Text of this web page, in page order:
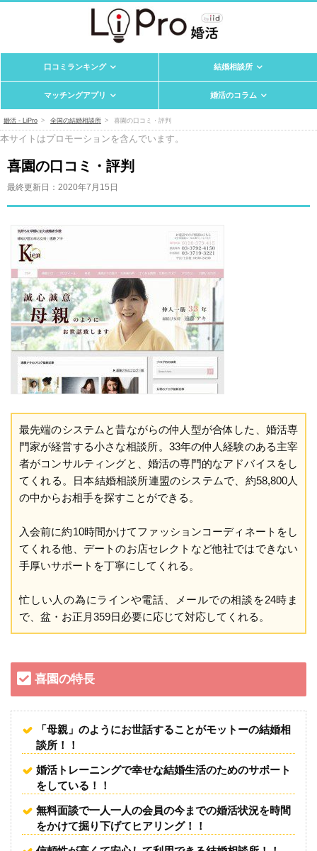
口コミランキング 結婚相談所
マッチングアプリ 婚活のコラム
婚活 - LiPro 全国の結婚相談所 喜園の口コミ・評判
本サイトはプロモーションを含んでいます。
喜園の口コミ・評判
最終更新日： 2020年7月15日
最先端のシステムと昔ながらの仲人型が合体した、婚活専
門家が経営する小さな相談所。33年の仲人経験のある主宰
者がコンサルティングと、婚活の専門的なアドバイスをし
てくれる。日本結婚相談所連盟のシステムで、約58,800人
の中からお相手を探すことができる。
入会前に約10時間かけてファッションコーディネートをし
てくれる他、デートのお店セレクトなど他社ではできない
手厚いサポートを丁寧にしてくれる。
忙しい人の為にラインや電話、メールでの相談を24時ま
で、盆・お正月359日必要に応じて対応してくれる。
喜園の特長
「母親」のようにお世話することがモットーの結婚相
談所！！
婚活トレーニングで幸せな結婚生活のためのサポート
をしている！！
無料面談で一人一人の会員の今までの婚活状況を時間
をかけて掘り下げてヒアリング！！